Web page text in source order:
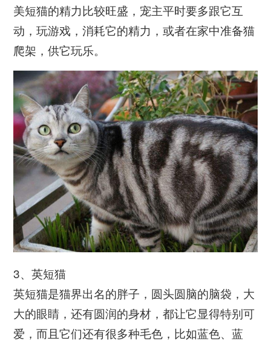
美短猫的精力比较旺盛，宠主平时要多跟它互
动，玩游戏，消耗它的精力，或者在家中准备猫
爬架，供它玩乐。
3、英短猫
英短猫是猫界出名的胖子，圆头圆脑的脑袋，大
大的眼睛，还有圆润的身材，都让它显得特别可
爱，而且它们还有很多种毛色，比如蓝色、蓝